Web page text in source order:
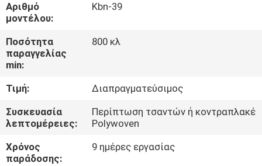
ΠΟΙΟΤΙΚΌΣ
ΈΛΕΓΧΟΣ
ΕΛΆΤΕ
ΣΕ
ΕΠΑΦΉ
ΜΕ
Αριθμό
μοντέλου:
Kbn-39
Ποσότητα
παραγγελίας
min:
800 κλ
Τιμή:
Διαπραγματεύσιμος
Συσκευασία
λεπτομέρειες:
Περίπτωση τσαντών ή κοντραπλακέ
Polywoven
Χρόνος
παράδοσης:
9 ημέρες εργασίας